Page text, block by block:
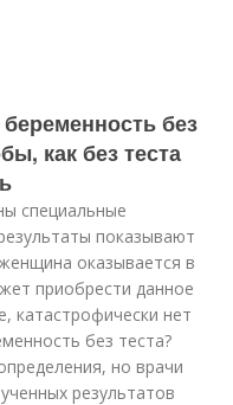
без
как без теста
специальные
показывают
оказывается в
приобрести данное
катастрофически нет
без теста?
но врачи
результатов